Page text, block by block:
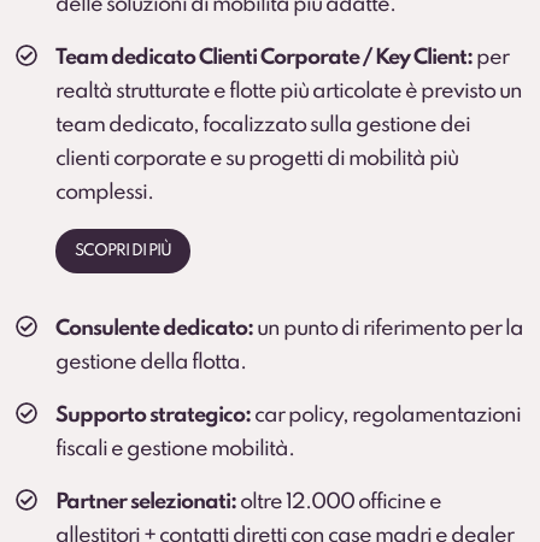
delle soluzioni di mobilità più adatte.
Team dedicato Clienti Corporate / Key Client: per
realtà strutturate e flotte più articolate è previsto un
team dedicato, focalizzato sulla gestione dei
clienti corporate e su progetti di mobilità più
complessi.
SCOPRI DI PIÙ
Consulente dedicato: un punto di riferimento per la
gestione della flotta.
Supporto strategico: car policy, regolamentazioni
fiscali e gestione mobilità.
Partner selezionati: oltre 12.000 officine e
allestitori + contatti diretti con case madri e dealer